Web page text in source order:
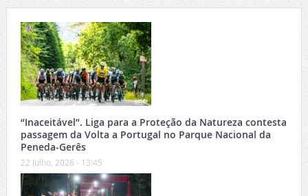
“Inaceitável”. Liga para a Proteção da Natureza contesta
passagem da Volta a Portugal no Parque Nacional da
Peneda-Gerês
22 Julho, 2026 - 13:45